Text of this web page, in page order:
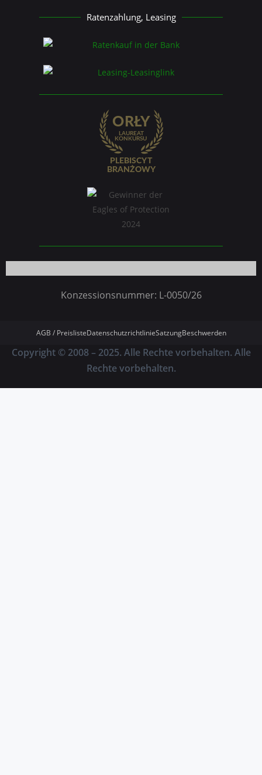
Ratenzahlung, Leasing
Konzessionsnummer: L-0050/26
AGB / PreislisteDatenschutzrichtlinieSatzungBeschwerden
Copyright © 2008 – 2025. Alle Rechte vorbehalten. Alle
Rechte vorbehalten.